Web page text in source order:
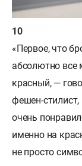
«Первое, что
абсолютно все
красный, —
фешен-
очень
именно на
не просто